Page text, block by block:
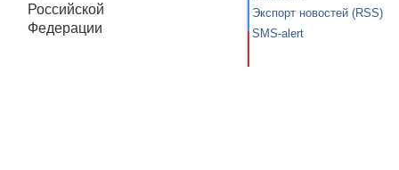
Российской
Федерации
Экспорт новостей (RSS)
SMS-alert